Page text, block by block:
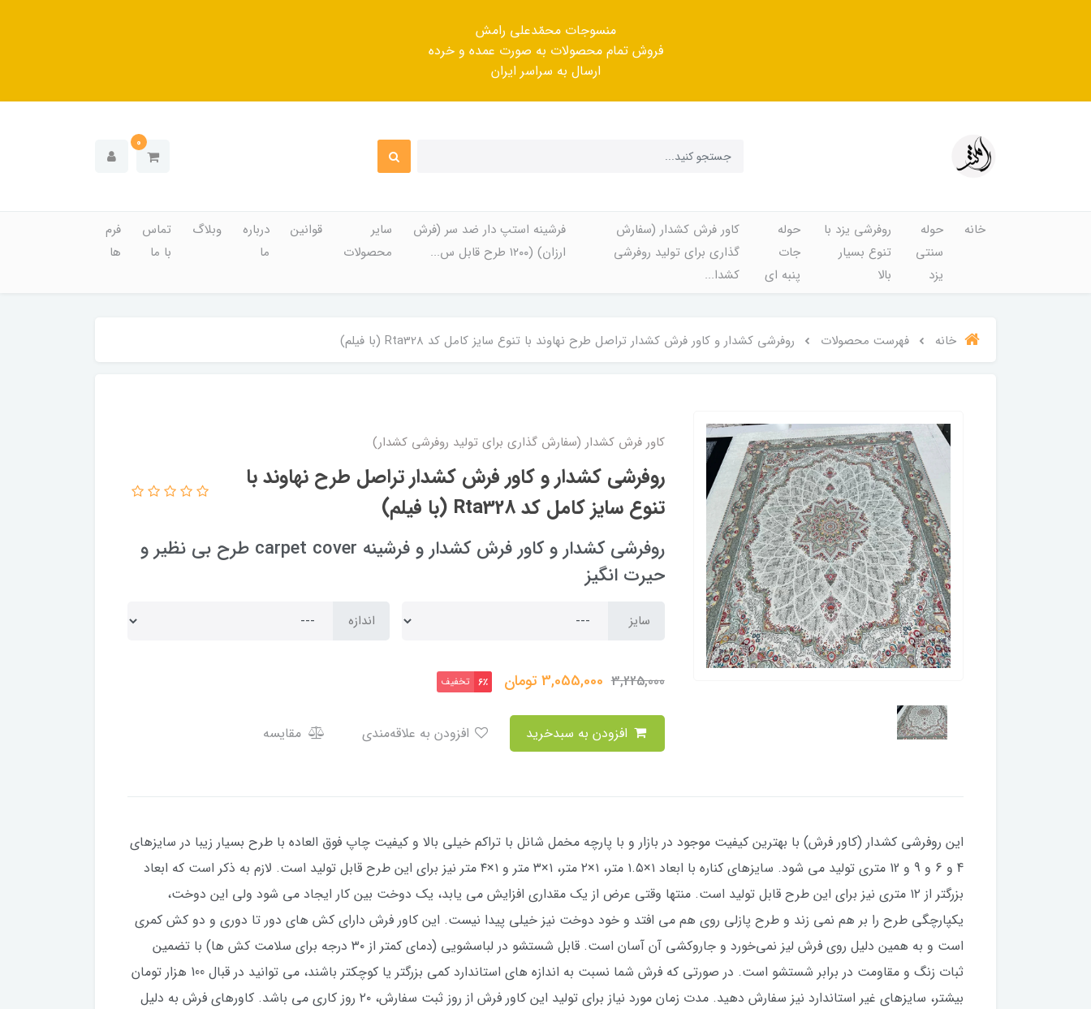
منسوجات محمّدعلی رامش
فروش تمام محصولات به صورت عمده و خرده
ارسال به سراسر ایران
0
خانه
حوله
سنتی
یزد
روفرشی یزد با
تنوع بسیار
بالا
حوله
جات
پنبه ای
کاور فرش کشدار (سفارش
گذاری برای تولید روفرشی
کشدا...
فرشینه استپ دار ضد سر (فرش
ارزان) (۱۲۰۰ طرح قابل س...
سایر
محصولات
قوانین
درباره
ما
وبلاگ
تماس
با ما
فرم
ها
خانه فهرست محصولات روفرشی کشدار و کاور فرش کشدار تراصل طرح نهاوند با تنوع سایز کامل کد Rta328 (با فیلم)
کاور فرش کشدار (سفارش گذاری برای تولید روفرشی کشدار)
روفرشی کشدار و کاور فرش کشدار تراصل طرح نهاوند با
تنوع سایز کامل کد Rta328 (با فیلم)
روفرشی کشدار و کاور فرش کشدار و فرشینه carpet cover طرح بی نظیر و
حیرت انگیز
سایز اندازه
3,225,000
3,055,000تومان 6٪ تخفیف
مقایسه
این روفرشی کشدار (کاور فرش) با بهترین کیفیت موجود در بازار و با پارچه مخمل شانل با تراکم خیلی بالا و کیفیت چاپ فوق العاده با طرح بسیار زیبا در سایزهای
4 و 6 و 9 و 12 متری تولید می شود. سایزهای کناره با ابعاد ۱×۱.۵ متر، ۱×۲ متر، ۱×۳ متر و ۱×۴ متر نیز برای این طرح قابل تولید است. لازم به ذکر است که ابعاد
بزرگتر از ۱۲ متری نیز برای این طرح قابل تولید است. منتها وقتی عرض از یک مقداری افزایش می یابد، یک دوخت بین کار ایجاد می شود ولی این دوخت،
یکپارچگی طرح را بر هم نمی زند و طرح پازلی روی هم می افتد و خود دوخت نیز خیلی پیدا نیست. این کاور فرش دارای کش های دور تا دوری و دو کش کمری
است و به همین دلیل روی فرش لیز نمی‌خورد و جاروکشی آن آسان است. قابل شستشو در لباسشویی (دمای کمتر از ۳۰ درجه برای سلامت کش ها) با تضمین
ثبات زنگ و مقاومت در برابر شستشو است. در صورتی که فرش شما نسبت به اندازه های استاندارد کمی بزرگتر یا کوچکتر باشند، می توانید در قبال 100 هزار تومان
بیشتر، سایزهای غیر استاندارد نیز سفارش دهید. مدت زمان مورد نیاز برای تولید این کاور فرش از روز ثبت سفارش، ۲۰ روز کاری می باشد. کاورهای فرش به دلیل